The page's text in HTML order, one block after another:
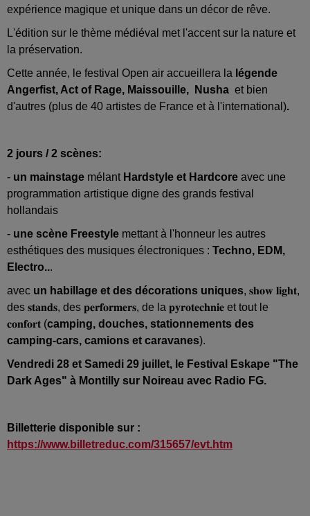
expérience magique et unique dans un décor de rêve.
L'édition sur le thème médiéval met l'accent sur la nature et
la préservation.
Cette année, le festival Open air accueillera la légende
Angerfist, Act of Rage, Maissouille, Nusha et bien
d'autres (plus de 40 artistes de France et à l'international).
2 jours / 2 scènes:
- un mainstage mélantHardstyle et Hardcore avec une
programmation artistique digne des grands festival
hollandais
- une scène Freestyle mettant à l'honneur les autres
esthétiques des musiques électroniques : Techno, EDM,
Electro...
avec un habillage et des décorations uniques, 𝐬𝐡𝐨𝐰 𝐥𝐢𝐠𝐡𝐭,
des 𝐬𝐭𝐚𝐧𝐝𝐬, des 𝐩𝐞𝐫𝐟𝐨𝐫𝐦𝐞𝐫𝐬, de la 𝐩𝐲𝐫𝐨𝐭𝐞𝐜𝐡𝐧𝐢𝐞 et tout le
𝐜𝐨𝐧𝐟𝐨𝐫𝐭 (camping, douches, stationnements des
camping-cars, camions et caravanes).
Vendredi 28 et Samedi 29 juillet, le Festival Eskape "The
Dark Ages" à Montilly sur Noireau avec Radio FG.
Billetterie disponible sur :
https://www.billetreduc.com/315657/evt.htm